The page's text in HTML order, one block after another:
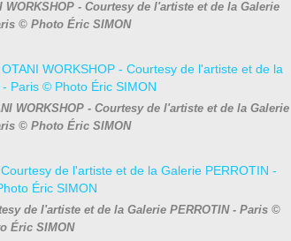
- Courtesy de l'artiste et de la Galerie
© Photo Éric SIMON
WORKSHOP - Courtesy de l'artiste et de la Galerie
© Photo Éric SIMON
de l'artiste et de la Galerie PERROTIN - Paris ©
Éric SIMON